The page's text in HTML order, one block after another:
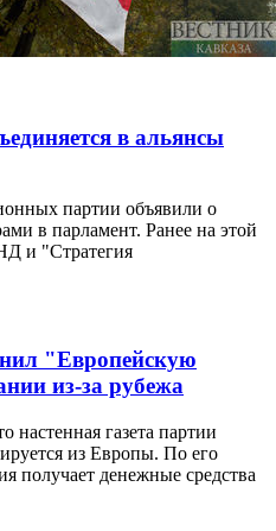
в альянсы
партии объявили о
в парламент. Ранее на этой
и "Стратегия
"Европейскую
из-за рубежа
газета партии
из Европы. По его
получает денежные средства